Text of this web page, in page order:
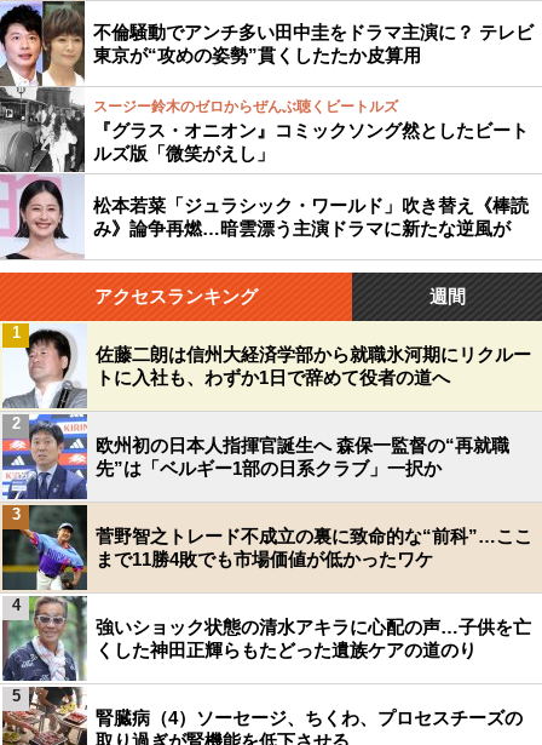
不倫騒動でアンチ多い田中圭をドラマ主演に？ テレビ
東京が“攻めの姿勢”貫くしたたか皮算用
スージー鈴木のゼロからぜんぶ聴くビートルズ
『グラス・オニオン』コミックソング然としたビート
ルズ版「微笑がえし」
松本若菜「ジュラシック・ワールド」吹き替え《棒読
み》論争再燃…暗雲漂う主演ドラマに新たな逆風が
アクセスランキング 週間
佐藤二朗は信州大経済学部から就職氷河期にリクルー
トに入社も、わずか1日で辞めて役者の道へ
1
欧州初の日本人指揮官誕生へ 森保一監督の“再就職
先”は「ベルギー1部の日系クラブ」一択か
2
菅野智之トレード不成立の裏に致命的な“前科”…ここ
まで11勝4敗でも市場価値が低かったワケ
3
強いショック状態の清水アキラに心配の声…子供を亡
くした神田正輝らもたどった遺族ケアの道のり
4
腎臓病（4）ソーセージ、ちくわ、プロセスチーズの
取り過ぎが腎機能を低下させる
5